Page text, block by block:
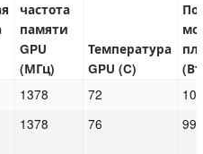
частота
памяти
GPU
(МГц)
Температура
GPU (C)
1378 72
1378 76 99